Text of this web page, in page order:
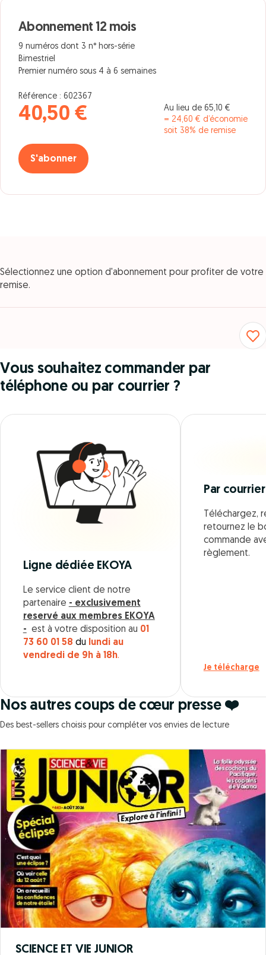
Abonnement 12 mois
9 numéros dont 3 n° hors-série
Bimestriel
Premier numéro sous 4 à 6 semaines
Référence : 602367
40,50 €
Au lieu de 65,10 €
= 24,60 € d’économie
soit 38% de remise
S'abonner
Sélectionnez une option d'abonnement pour profiter de votre
remise.
Vous souhaitez commander par
téléphone ou par courrier ?
Ligne dédiée EKOYA
Le service client de notre
partenaire - exclusivement
reservé aux membres EKOYA
- est à votre disposition au 01
73 60 01 58 du
lundi au
vendredi de 9h à 18h.
Par courrier
Téléchargez,
retournez le
commande
règlement.
Je télécharge
Nos autres coups de cœur presse ❤️
Des best-sellers choisis pour compléter vos envies de lecture
SCIENCE ET VIE JUNIOR